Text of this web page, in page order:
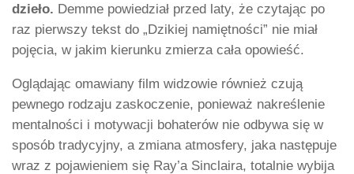
dzieło. Demme powiedział przed laty, że czytając po
raz pierwszy tekst do „Dzikiej namiętności” nie miał
pojęcia, w jakim kierunku zmierza cała opowieść.
Oglądając omawiany film widzowie również czują
pewnego rodzaju zaskoczenie, ponieważ nakreślenie
mentalności i motywacji bohaterów nie odbywa się w
sposób tradycyjny, a zmiana atmosfery, jaka następuje
wraz z pojawieniem się Ray’a Sinclaira, totalnie wybija